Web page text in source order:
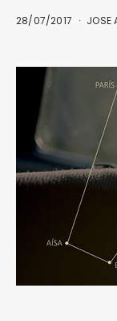
28/07/2017 JOSE